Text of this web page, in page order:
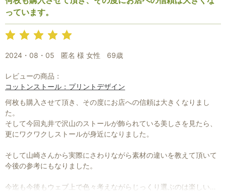
っています。
2024・08・05 匿名 様 女性 69歳
レビューの商品：
コットンストール：プリントデザイン
何枚も購入させて頂き、その度にお店への信頼は大きくなりまし
た。
そして今回丸井で沢山のストールが飾られている美しさを見たら、
更にワクワクしストールが身近になりました。
そして山崎さんから実際にさわりながら素材の違いを教えて頂いて
今後の参考にもなりました。
今迄も今後もウェブ上で色々考えながらじっくり選ぶのは楽しい作